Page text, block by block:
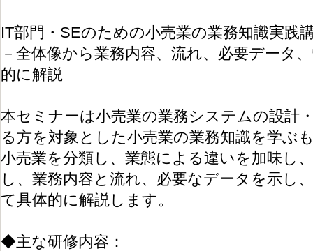
IT部門・SEのための小売業の業務知識実践
－全体像から業務内容、流れ、必要データ
的に解説
本セミナーは小売業の業務システムの設計
る方を対象とした小売業の業務知識を学ぶ
小売業を分類し、業態による違いを加味し
し、業務内容と流れ、必要なデータを示し
て具体的に解説します。
◆主な研修内容：